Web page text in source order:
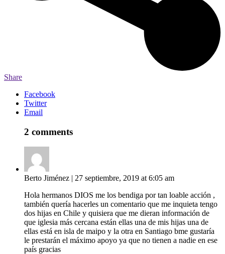
Share
Facebook
Twitter
Email
2 comments
Berto Jiménez
27 septiembre, 2019 at 6:05 am
Hola hermanos DIOS me los bendiga por tan loable acción ,
también quería hacerles un comentario que me inquieta tengo
dos hijas en Chile y quisiera que me dieran información de
que iglesia más cercana están ellas una de mis hijas una de
ellas está en isla de maipo y la otra en Santiago bme gustaría
le prestarán el máximo apoyo ya que no tienen a nadie en ese
país gracias